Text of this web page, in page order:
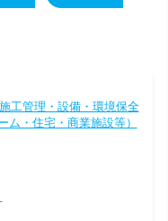
施工管理・設備・環境保全
ム・住宅・商業施設等）